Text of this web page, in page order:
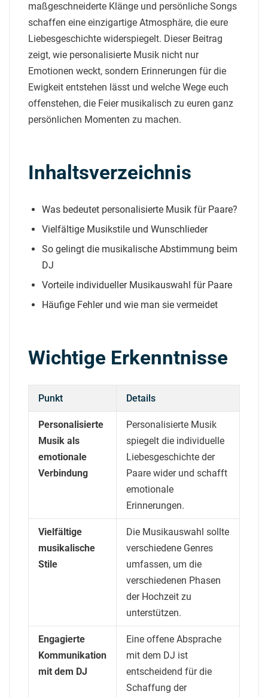
maßgeschneiderte Klänge und persönliche Songs
schaffen eine einzigartige Atmosphäre, die eure
Liebesgeschichte widerspiegelt. Dieser Beitrag
zeigt, wie personalisierte Musik nicht nur
Emotionen weckt, sondern Erinnerungen für die
Ewigkeit entstehen lässt und welche Wege euch
offenstehen, die Feier musikalisch zu euren ganz
persönlichen Momenten zu machen.
Inhaltsverzeichnis
Was bedeutet personalisierte Musik für Paare?
Vielfältige Musikstile und Wunschlieder
So gelingt die musikalische Abstimmung beim
DJ
Vorteile individueller Musikauswahl für Paare
Häufige Fehler und wie man sie vermeidet
Wichtige Erkenntnisse
Punkt Details
Personalisierte
Musik als
emotionale
Verbindung
Personalisierte Musik
spiegelt die individuelle
Liebesgeschichte der
Paare wider und schafft
emotionale
Erinnerungen.
Vielfältige
musikalische
Stile
Die Musikauswahl sollte
verschiedene Genres
umfassen, um die
verschiedenen Phasen
der Hochzeit zu
unterstützen.
Engagierte
Kommunikation
mit dem DJ
Eine offene Absprache
mit dem DJ ist
entscheidend für die
Schaffung der